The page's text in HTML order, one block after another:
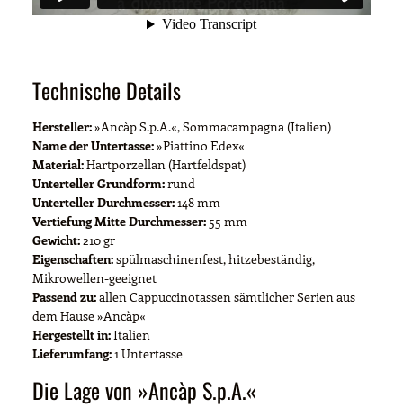
Technische Details
Hersteller:»Ancàp S.p.A.«, Sommacampagna (Italien)
Name der Untertasse:»Piattino Edex«
Material:Hartporzellan (Hartfeldspat)
Unterteller Grundform:rund
Unterteller Durchmesser:148 mm
Vertiefung Mitte Durchmesser: 55 mm
Gewicht:210 gr
Eigenschaften:spülmaschinenfest, hitzebeständig,
Mikrowellen-geeignet
Passend zu:allen Cappuccinotassen sämtlicher Serien aus
dem Hause »Ancàp«
Hergestellt in:Italien
Lieferumfang:1 Untertasse
Die Lage von »Ancàp S.p.A.«